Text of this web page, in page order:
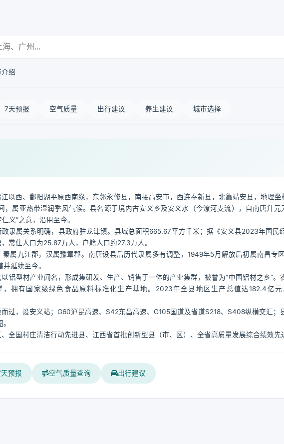
绍
7天预报 空气质量 出行建议 养生建议 城市选择
以西、鄱阳湖平原西南缘，东邻永修县，南接高安市，西连奉新县，北靠靖安县，地理坐
间，属亚热带湿润季风气候。县名源于境内古安义乡及安义水（今潦河支流），自南唐升
义”之意，沿用至今。
隶属关系明确，县政府驻龙津镇。县域总面积665.67平方千米；据《安义县2023年国民
常住人口为25.87万人，户籍人口约27.3万人。
属九江郡，汉属豫章郡。南唐设县后历代隶属多有调整，1949年5月解放后初属南昌专
延续至今。
铝型材产业闻名，形成集研发、生产、销售于一体的产业集群，被誉为“中国铝材之乡”。
拥有国家级绿色食品原料标准化生产基地。2023年全县地区生产总值达182.4亿
过，设安义站；G60沪昆高速、S42东昌高速、G105国道及省道S218、S408纵横交汇；
全国村庄清洁行动先进县、江西省首批创新型县（市、区）、全省高质量发展综合绩效先
预报 空气质量查询 出行建议